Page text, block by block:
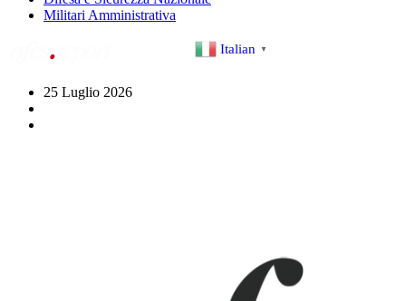
Militari Amministrativa
Italian ▼
25 Luglio 2026